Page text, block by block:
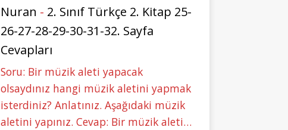
Nuran - 2. Sınıf Türkçe 2. Kitap 25-
26-27-28-29-30-31-32. Sayfa
Cevapları
Soru: Bir müzik aleti yapacak
olsaydınız hangi müzik aletini yapmak
isterdiniz? Anlatınız. Aşağıdaki müzik
aletini yapınız. Cevap: Bir müzik aleti…